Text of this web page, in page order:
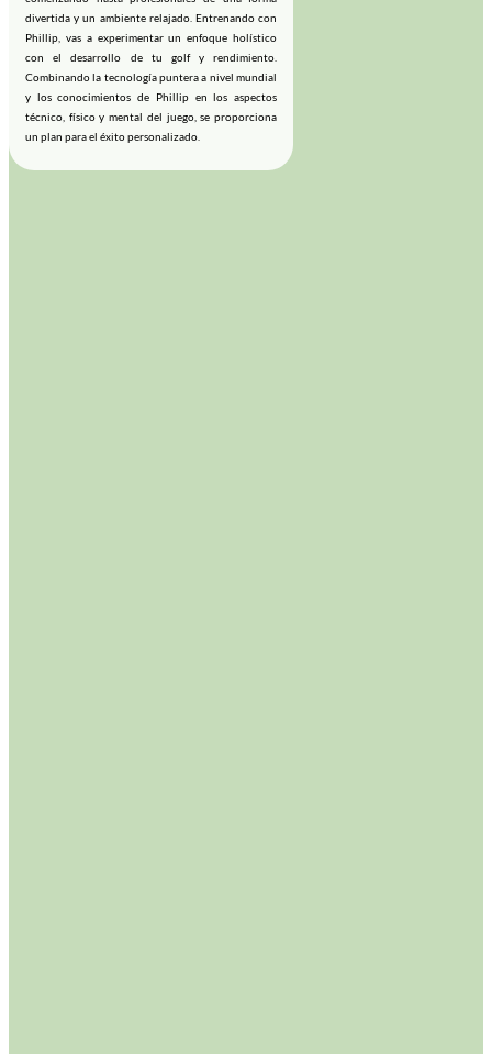
divertida y un ambiente relajado. Entrenando con
Phillip, vas a experimentar un enfoque holístico
con el desarrollo de tu golf y rendimiento.
Combinando la tecnología puntera a nivel mundial
y los conocimientos de Phillip en los aspectos
técnico, físico y mental del juego, se proporciona
un plan para el éxito personalizado.